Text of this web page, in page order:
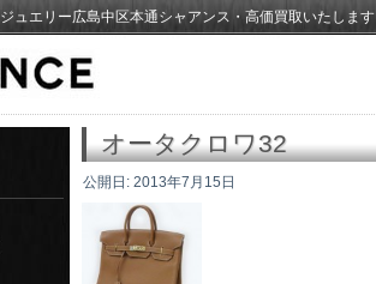
ュエリー広島中区本通シャアンス・高価買取いたします
オータクロワ32
公開日: 2013年7月15日